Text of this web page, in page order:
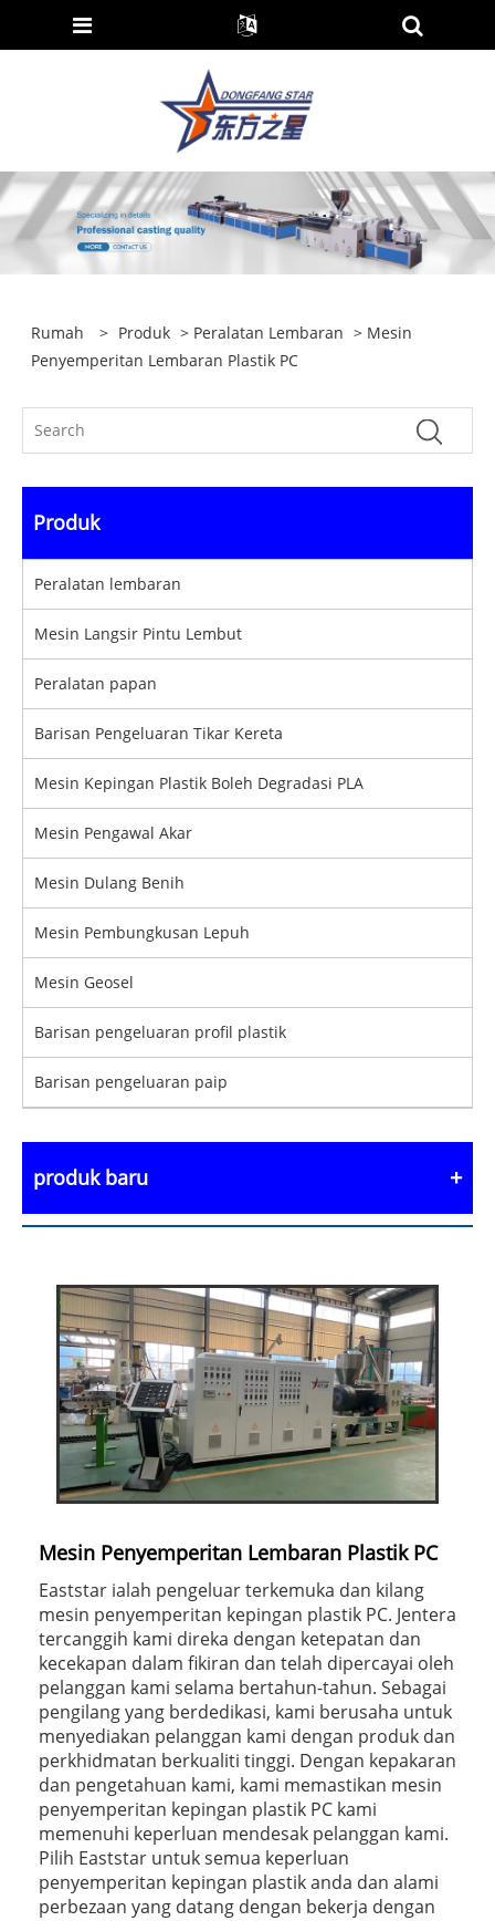
Rumah > Produk > Peralatan Lembaran > Mesin
Penyemperitan Lembaran Plastik PC
Produk
Peralatan lembaran
Mesin Langsir Pintu Lembut
Peralatan papan
Barisan Pengeluaran Tikar Kereta
Mesin Kepingan Plastik Boleh Degradasi PLA
Mesin Pengawal Akar
Mesin Dulang Benih
Mesin Pembungkusan Lepuh
Mesin Geosel
Barisan pengeluaran profil plastik
Barisan pengeluaran paip
produk baru
Mesin Penyemperitan Lembaran Plastik PC
Eaststar ialah pengeluar terkemuka dan kilang
mesin penyemperitan kepingan plastik PC. Jentera
tercanggih kami direka dengan ketepatan dan
kecekapan dalam fikiran dan telah dipercayai oleh
pelanggan kami selama bertahun-tahun. Sebagai
pengilang yang berdedikasi, kami berusaha untuk
menyediakan pelanggan kami dengan produk dan
perkhidmatan berkualiti tinggi. Dengan kepakaran
dan pengetahuan kami, kami memastikan mesin
penyemperitan kepingan plastik PC kami
memenuhi keperluan mendesak pelanggan kami.
Pilih Eaststar untuk semua keperluan
penyemperitan kepingan plastik anda dan alami
perbezaan yang datang dengan bekerja dengan